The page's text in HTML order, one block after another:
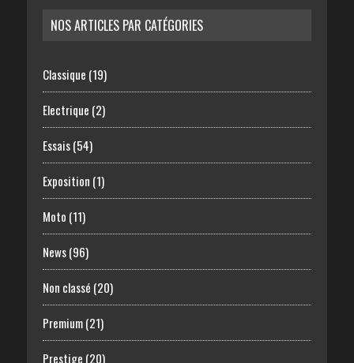
NOS ARTICLES PAR CATÉGORIES
Classique (19)
Electrique (2)
Essais(54)
Exposition (1)
Moto (11)
News(96)
Non classé (20)
Premium(21)
Prestige (20)